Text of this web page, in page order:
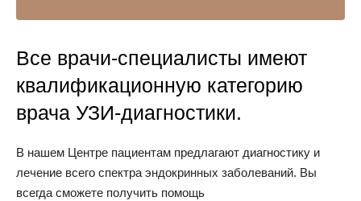
Все врачи-специалисты имеют
квалификационную категорию
врача УЗИ-диагностики.
В нашем Центре пациентам предлагают диагностику и
лечение всего спектра эндокринных заболеваний. Вы
всегда сможете получить помощь